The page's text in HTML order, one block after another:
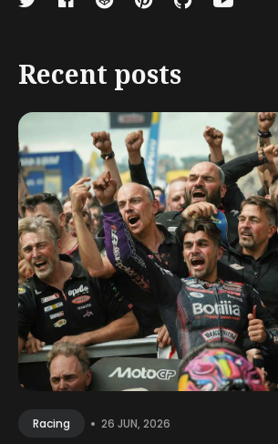
Recent posts
Racing • 26 JUN, 2026